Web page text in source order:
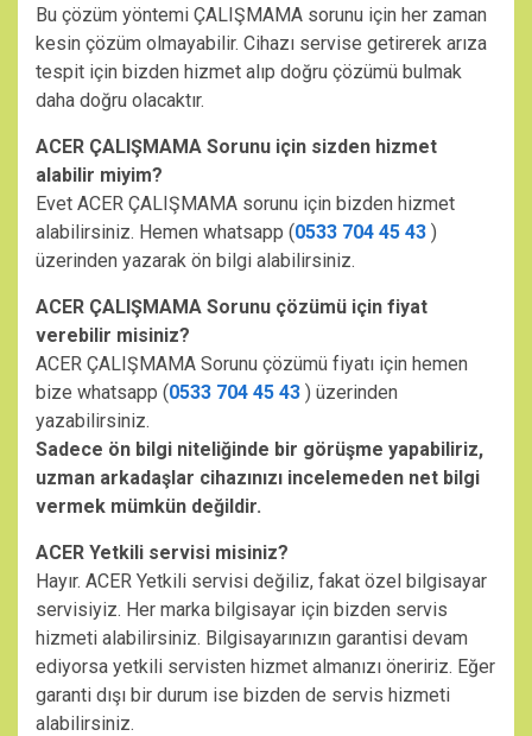
Bu çözüm yöntemi ÇALIŞMAMA sorunu için her zaman
kesin çözüm olmayabilir. Cihazı servise getirerek arıza
tespit için bizden hizmet alıp doğru çözümü bulmak
daha doğru olacaktır.
ACER ÇALIŞMAMA Sorunu için sizden hizmet
alabilir miyim?
Evet ACER ÇALIŞMAMA sorunu için bizden hizmet
alabilirsiniz. Hemen whatsapp (0533 704 45 43 )
üzerinden yazarak ön bilgi alabilirsiniz.
ACER ÇALIŞMAMA Sorunu çözümü için fiyat
verebilir misiniz?
ACER ÇALIŞMAMA Sorunu çözümü fiyatı için hemen
bize whatsapp (0533 704 45 43 ) üzerinden
yazabilirsiniz.
Sadece ön bilgi niteliğinde bir görüşme yapabiliriz,
uzman arkadaşlar cihazınızı incelemeden net bilgi
vermek mümkün değildir.
ACER Yetkili servisi misiniz?
Hayır. ACER Yetkili servisi değiliz, fakat özel bilgisayar
servisiyiz. Her marka bilgisayar için bizden servis
hizmeti alabilirsiniz. Bilgisayarınızın garantisi devam
ediyorsa yetkili servisten hizmet almanızı öneririz. Eğer
garanti dışı bir durum ise bizden de servis hizmeti
alabilirsiniz.